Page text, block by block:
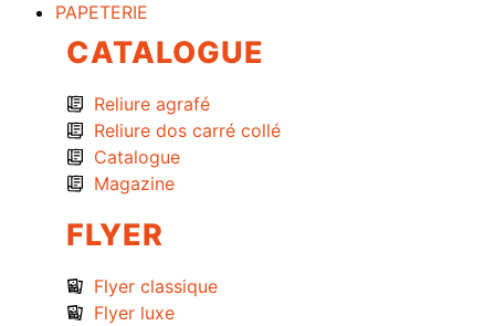
PAPETERIE
CATALOGUE
Reliure agrafé
Reliure dos carré collé
Catalogue
Magazine
FLYER
Flyer classique
Flyer luxe